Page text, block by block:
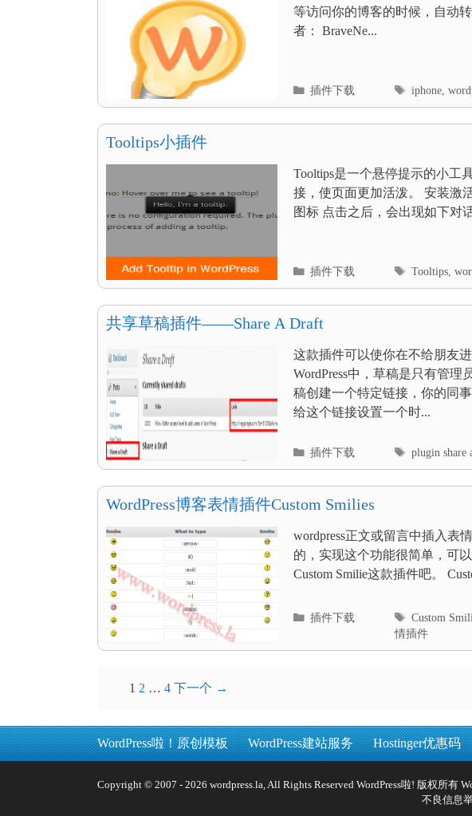
等访问你的博客的时候，自动
者： BraveNe...
分
类
目
插件下载
标
签
iphone,
Tooltips小插件
Tooltips是一个悬停提示的小工
接，使页面更加活泼。 安装激
图标 点击之后，会出现如下对
分
类
目
录
插件下载
标
签
Tooltips,
共享草稿插件——Share A Draft
这款插件可以使你在不给朋友
WordPress中，草稿是只有管
稿创建一个特定链接，你的同
给这个链接设置一个时...
分
类
目
录
插件下载
标
签
plugin share
WordPress博客表情插件Custom Smilies
wordpress正文或留言中插入表
的，实现这个功能很简单，可
Custom Smilie这款插件吧。
分
目
插件下载
标
签
Custom
情插件
文
导
航
1 2 … 4 下一个 →
WordPress啦！原创模板 WordPress建站服务 Hostinger优惠码
Copyright © 2007 - 2026 wordpress.la, All Rights Reserved WordPress啦! 版权所有
不良信息